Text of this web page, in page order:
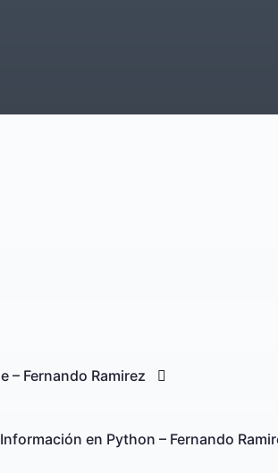
– Fernando Ramirez
en Python – Fernando